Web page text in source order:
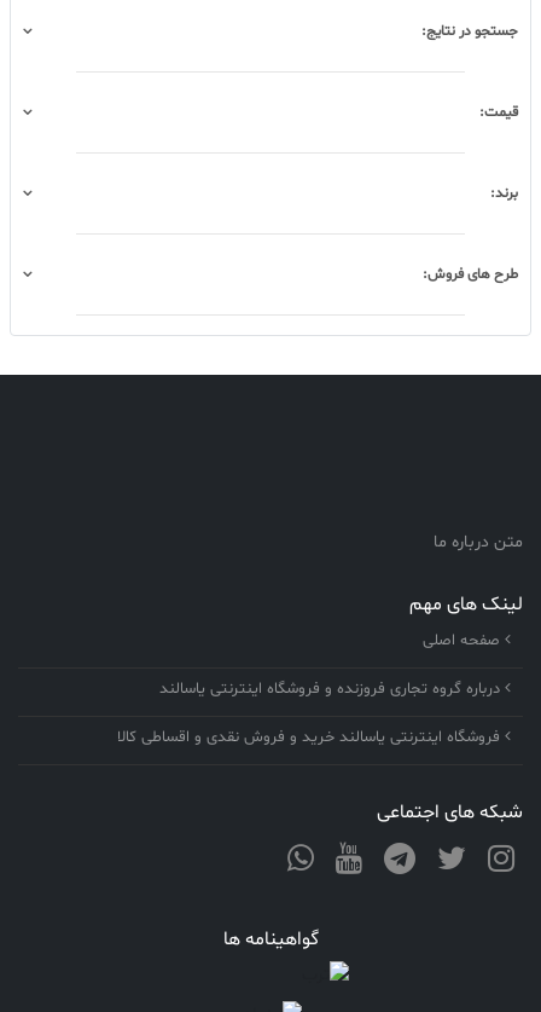
جستجو در نتایج:
قیمت:
برند:
طرح های فروش:
متن درباره ما
لینک های مهم
صفحه اصلی
درباره گروه تجاری فروزنده و فروشگاه اینترنتی یاسالند
فروشگاه اینترنتی یاسالند خرید و فروش نقدی و اقساطی کالا
شبکه های اجتماعی
گواهینامه ها